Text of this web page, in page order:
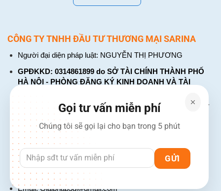
CÔNG TY TNHH ĐẦU TƯ THƯƠNG MẠI SARINA
Người đại diện pháp luật: NGUYỄN THỊ PHƯƠNG
GPĐKKD: 0314861899 do SỞ TÀI CHÍNH THÀNH PHỐ
HÀ NỘI - PHÒNG ĐĂNG KÝ KINH DOANH VÀ TÀI
CHÍNH DOANH NGHIỆP cấp. Đăng ký lần đầu: ngày 26
tháng 01 năm 2018. Đăng ký thay đổi lần thứ: 4, ngày 31
tháng 03 năm 2026
226 Đường Láng, Đống Đa, Hà Nội
137 Đường Hòa Hưng, Phường 12, Quận 10, TP. Hồ Chí
Minh
Hotline: 1900 2106 - 0386 001 001
Email:Giaiphap3g@gmail.com
Gọi tư vấn miễn phí
Chúng tôi sẽ gọi lại cho bạn trong 5 phút